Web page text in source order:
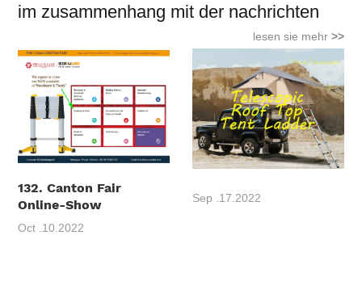
im zusammenhang mit der nachrichten
lesen sie mehr >>
132. Canton Fair
Online-Show
Oct .10.2022
Sep .17.2022